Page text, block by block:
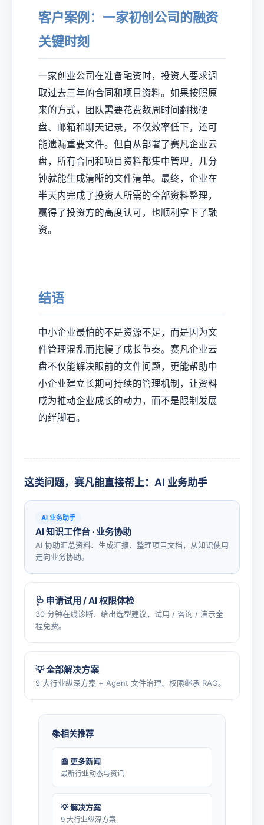
客户案例：一家初创公司的融资
关键时刻
一家创业公司在准备融资时，投资人要求调
取过去三年的合同和项目资料。如果按照原
来的方式，团队需要花费数周时间翻找硬
盘、邮箱和聊天记录，不仅效率低下，还可
能遗漏重要文件。但自从部署了赛凡企业云
盘，所有合同和项目资料都集中管理，几分
钟就能生成清晰的文件清单。最终，企业在
半天内完成了投资人所需的全部资料整理，
赢得了投资方的高度认可，也顺利拿下了融
资。
结语
中小企业最怕的不是资源不足，而是因为文
件管理混乱而拖慢了成长节奏。赛凡企业云
盘不仅能解决眼前的文件问题，更能帮助中
小企业建立长期可持续的管理机制，让资料
成为推动企业成长的动力，而不是限制发展
的绊脚石。
这类问题，赛凡能直接帮上：AI 业务助手
AI 业务助手
AI 知识工作台 · 业务协助
AI 协助汇总资料、生成汇报、整理项目文档，从知识使用
走向业务协助。
🩺 申请试用 / AI 权限体检
30 分钟在线诊断、给出选型建议，试用 / 咨询 / 演示全
程免费。
💡 全部解决方案
9 大行业纵深方案 + Agent 文件治理、权限继承 RAG。
相关推荐
📰 更多新闻
最新行业动态与资讯
💡 解决方案
9 大行业纵深方案